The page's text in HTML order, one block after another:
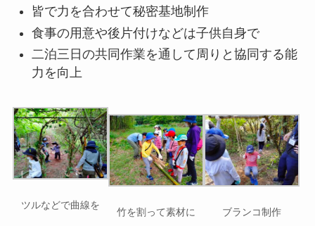
皆で力を合わせて秘密基地制作
食事の用意や後片付けなどは子供自身で
二泊三日の共同作業を通して周りと協同する能
力を向上
ツルなどで曲線を
竹を割って素材に ブランコ制作